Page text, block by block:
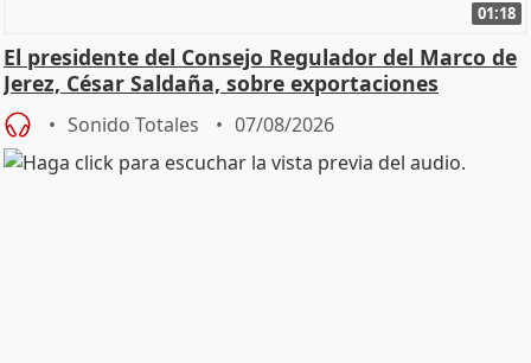
01:18
El presidente del Consejo Regulador del Marco de
Jerez, César Saldaña, sobre exportaciones
Sonido Totales 07/08/2026